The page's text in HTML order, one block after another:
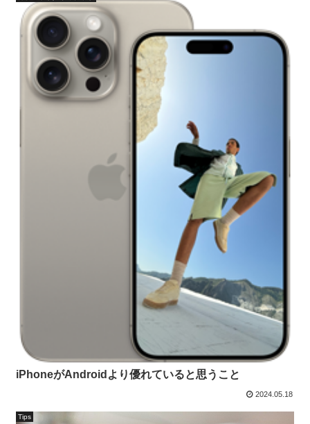
iPhoneがAndroidより優れていると思うこと
2024.05.18
Tips